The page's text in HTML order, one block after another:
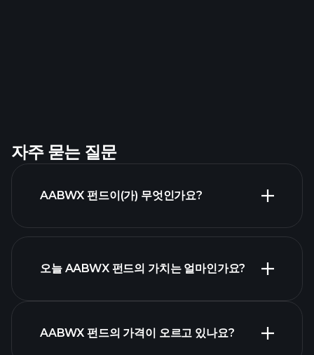
자주 묻는 질문
AABWX 펀드이(가) 무엇인가요?
오늘 AABWX 펀드의 가치는 얼마인가요?
AABWX 펀드의 가격이 오르고 있나요?